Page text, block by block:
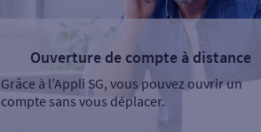
Ouverture de compte à distance
Grâce à l’Appli SG, vous pouvez ouvrir un
compte sans vous déplacer.